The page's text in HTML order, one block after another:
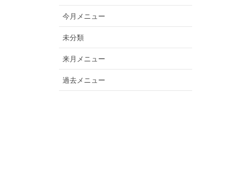
今月メニュー
未分類
来月メニュー
過去メニュー